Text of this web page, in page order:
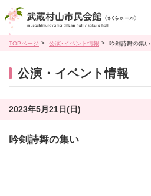
TOPページ 公演･イベント情報 吟剣詩舞の集い
公演・イベント情報
2023年5月21日(日)
吟剣詩舞の集い